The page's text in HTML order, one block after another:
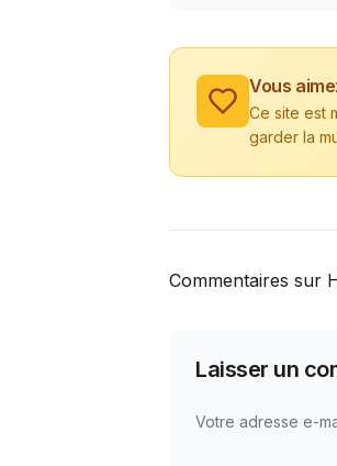
Vous
Ce site est
garder la
Commentaires sur
Laisser un
Votre adresse e-